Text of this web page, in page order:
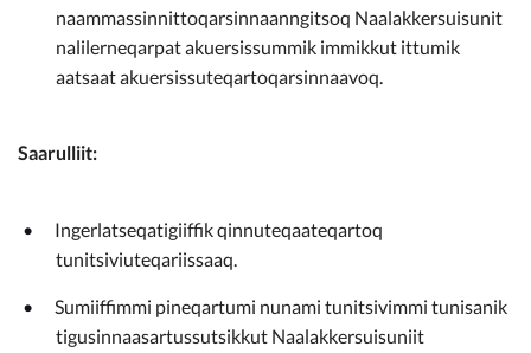
naammassinnittoqarsinnaanngitsoq Naalakkersuisunit
nalilerneqarpat akuersissummik immikkut ittumik
aatsaat akuersissuteqartoqarsinnaavoq.
Saarulliit:
Ingerlatseqatigiiffik qinnuteqaateqartoq
tunitsiviuteqariissaaq.
Sumiiffimmi pineqartumi nunami tunitsivimmi tunisanik
tigusinnaasartussutsikkut Naalakkersuisuniit